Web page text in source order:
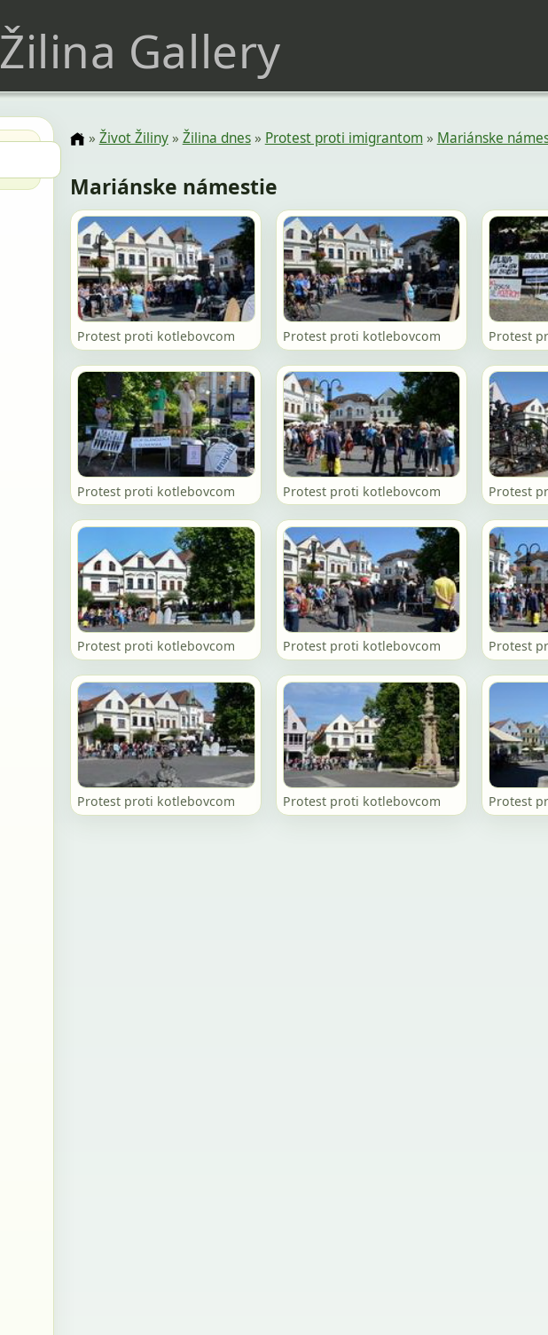
Žilina Gallery
» Život Žiliny» Žilina dnes» Protest proti imigrantom » Mariánske
Mariánske námestie
Protest proti kotlebovcom Protest proti kotlebovcom Protest
Protest proti kotlebovcom Protest proti kotlebovcom Protest
Protest proti kotlebovcom Protest proti kotlebovcom Protest
Protest proti kotlebovcom Protest proti kotlebovcom Protest